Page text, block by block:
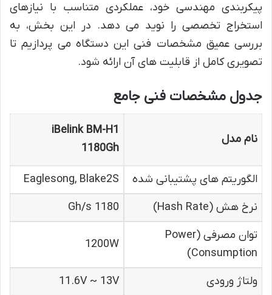
پیکربندی مهندسی خود، عملکردی متناسب با نیازهای
استخراج تخصصی را نوید می دهد. در این بخش، به
بررسی عمیق مشخصات فنی این دستگاه می پردازیم تا
تصویری کامل از قابلیت های آن ارائه شود.
جدول مشخصات فنی جامع
نام مدل
iBelink BM-H1
1180Gh
الگوریتم های پشتیبانی شده
Eaglesong, Blake2S
نرخ هش (Hash Rate)
1180 Gh/s
توان مصرفی (Power
Consumption)
1200W
ولتاژ ورودی 11.6V ~ 13V